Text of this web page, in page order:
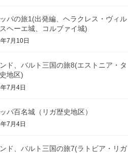
パの旅1(出発編、ヘラクレス・ヴィル
ヘーエ城、コルブァイ城)
7月10日
ド、バルト三国の旅8(エストニア・タ
地区)
7月4日
パ百名城（リガ歴史地区）
7月4日
ド、バルト三国の旅7(ラトビア・リガ